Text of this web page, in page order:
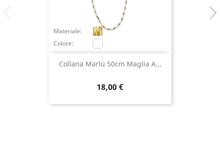
Collana Marlù 50cm Maglia A...
Prezzo
18,00 €
Materiale:
Colore: